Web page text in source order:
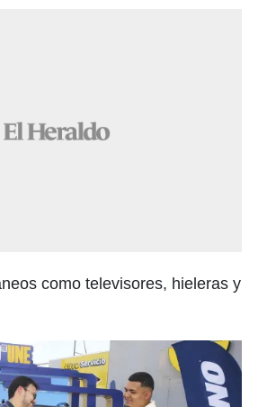
como televisores, hieleras y